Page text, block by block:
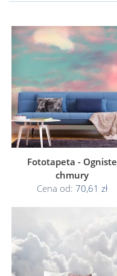
Fototapeta - Ogniste
chmury
Cena od: 70,61 zł